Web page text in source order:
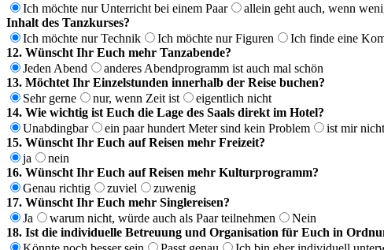
Ich möchte nur Unterricht bei einem Paar
allein geht auch, wenn
Inhalt des Tanzkurses?
Ich möchte nur Technik
Ich möchte nur Figuren
Ich finde eine
12. Wünscht Ihr Euch mehr Tanzabende?
Jeden Abend
anderes Abendprogramm ist auch mal schön
13. Möchtet Ihr Einzelstunden innerhalb der Reise buchen?
Sehr gerne
nur, wenn Zeit ist
eigentlich nicht
14. Wie wichtig ist Euch die Lage des Saals direkt im Hotel?
Unabdingbar
ein paar hundert Meter sind kein Problem
ist mir
15. Wünscht Ihr Euch auf Reisen mehr Freizeit?
ja
nein
16. Wünscht Ihr Euch auf Reisen mehr Kulturprogramm?
Genau richtig
zuviel
zuwenig
17. Wünscht Ihr Euch mehr Singlereisen?
Ja
warum nicht, würde auch als Paar teilnehmen
Nein
18. Ist die individuelle Betreuung und Organisation für Euch in